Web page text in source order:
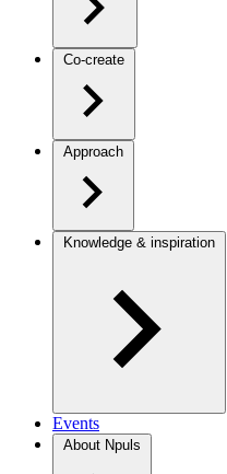
Co-create
Approach
Knowledge & inspiration
Events
About Npuls